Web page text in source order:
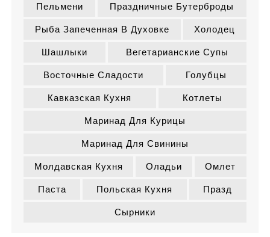
Пельмени Праздничные Бутерброды
Рыба Запеченная В Духовке Холодец
Шашлыки Вегетарианские Супы
Восточные Сладости Голубцы
Кавказская Кухня Котлеты
Маринад Для Курицы
Маринад Для Свинины
Молдавская Кухня Оладьи Омлет
Паста Польская Кухня Празд
Сырники